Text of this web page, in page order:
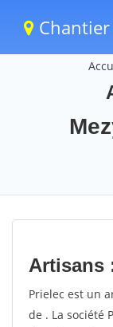
Artisans
Prielec est un
de . La société